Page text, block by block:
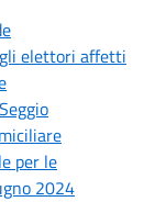
elettori affetti
per le
2024